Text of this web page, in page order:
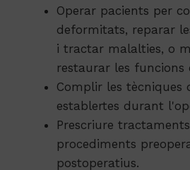
Operar pacients per
deformitats, reparar
i tractar malalties, o
restaurar les funcions
Complir les tècniques
establertes durant
Prescriure
procediments
postoperatius.